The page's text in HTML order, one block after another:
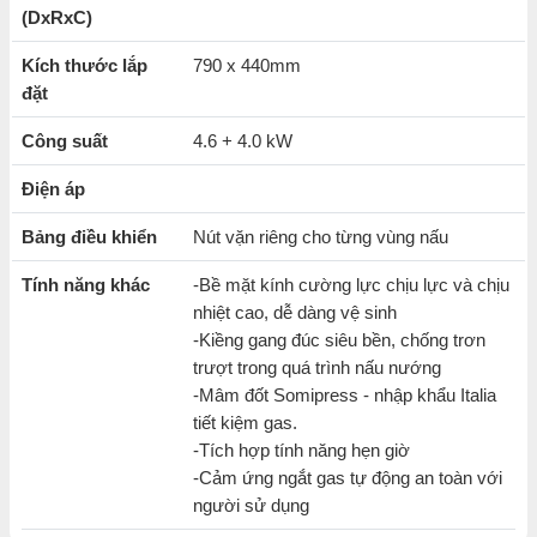
(DxRxC)
Kích thước lắp
đặt
790 x 440mm
Công suất 4.6 + 4.0 kW
Điện áp
Bảng điều khiển Nút vặn riêng cho từng vùng nấu
Tính năng khác
-Bề mặt kính cường lực chịu lực và chịu
nhiệt cao, dễ dàng vệ sinh
-Kiềng gang đúc siêu bền, chống trơn
trượt trong quá trình nấu nướng
-Mâm đốt Somipress - nhập khẩu Italia
tiết kiệm gas.
-Tích hợp tính năng hẹn giờ
-Cảm ứng ngắt gas tự động an toàn với
người sử dụng